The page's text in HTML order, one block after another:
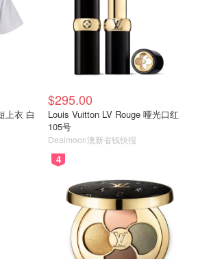
上衣 白
$295.00
Louis Vuitton LV Rouge 哑光口红
105号
Dealmoon澳新省钱快报
4